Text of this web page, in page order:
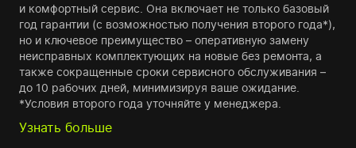
и комфортный сервис. Она включает не только базовый
год гарантии (с возможностью получения второго года*),
но и ключевое преимущество – оперативную замену
неисправных комплектующих на новые без ремонта, а
также сокращенные сроки сервисного обслуживания –
до 10 рабочих дней, минимизируя ваше ожидание.
*Условия второго года уточняйте у менеджера.
Узнать больше